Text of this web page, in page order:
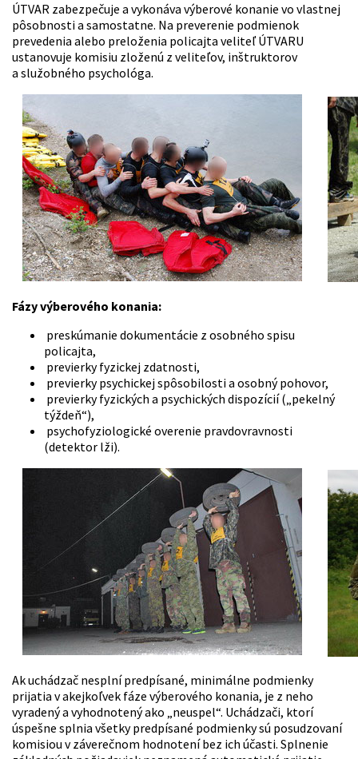
ÚTVAR zabezpečuje a vykonáva výberové konanie vo vlastnej
pôsobnosti a samostatne. Na preverenie podmienok
prevedenia alebo preloženia policajta veliteľ ÚTVARU
ustanovuje komisiu zloženú z veliteľov, inštruktorov
a služobného psychológa.
Fázy výberového konania:
preskúmanie dokumentácie z osobného spisu
policajta,
previerky fyzickej zdatnosti,
previerky psychickej spôsobilosti a osobný pohovor,
previerky fyzických a psychických dispozícií („pekelný
týždeň“),
psychofyziologické overenie pravdovravnosti
(detektor lži).
Ak uchádzač nesplní predpísané, minimálne podmienky
prijatia v akejkoľvek fáze výberového konania, je z neho
vyradený a vyhodnotený ako „neuspel“. Uchádzači, ktorí
úspešne splnia všetky predpísané podmienky sú posudzovaní
komisiou v záverečnom hodnotení bez ich účasti. Splnenie